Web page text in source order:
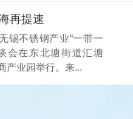
再提速
锡不锈钢产业“一带一
会在东北塘街道汇塘
产业园举行。来...